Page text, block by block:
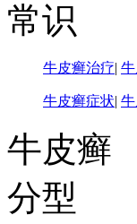
常识
牛皮癣治疗|
牛皮癣症状|
牛皮癣
分型